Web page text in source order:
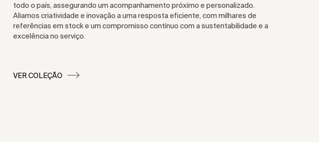
todo o país, assegurando um acompanhamento próximo e personalizado.
Aliamos criatividade e inovação a uma resposta eficiente, com milhares de
referências em stock e um compromisso contínuo com a sustentabilidade e a
excelência no serviço.
VER COLEÇÃO